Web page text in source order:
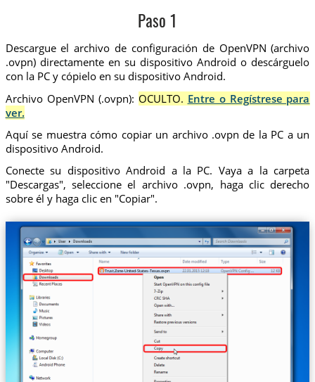
Paso 1
Descargue el archivo de configuración de OpenVPN (archivo
.ovpn) directamente en su dispositivo Android o descárguelo
con la PC y cópielo en su dispositivo Android.
Archivo OpenVPN (.ovpn): OCULTO. Entre o Regístrese para
ver.
Aquí se muestra cómo copiar un archivo .ovpn de la PC a un
dispositivo Android.
Conecte su dispositivo Android a la PC. Vaya a la carpeta
"Descargas", seleccione el archivo .ovpn, haga clic derecho
sobre él y haga clic en "Copiar".
Trust.Zone-United-States-Texas.ovpn